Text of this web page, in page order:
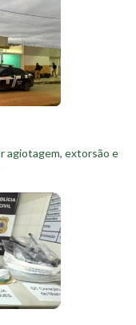
agiotagem, extorsão e